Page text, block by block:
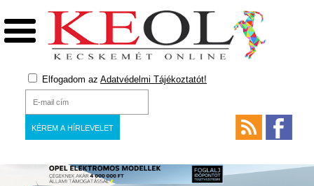
Elfogadom az Adatvédelmi Tájékoztatót!